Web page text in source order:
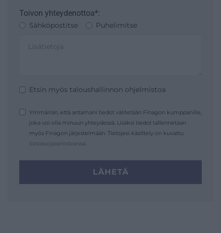
Toivon yhteydenottoa*:
Sähköpostitse Puhelimitse
Etsin myös taloushallinnon ohjelmistoa
Ymmärrän, että antamani tiedot välitetään Finagon kumppanille,
joka voi olla minuun yhteydessä. Lisäksi tiedot tallennetaan
myös Finagon järjestelmään. Tietojesi käsittely on kuvattu
tietosuojaselosteessa .
LÄHETÄ